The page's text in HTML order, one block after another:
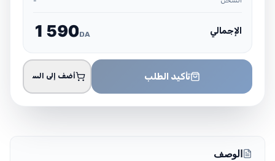
الإجمالي 1 590DA
تأكيد الطلب أضف إلى السلة
الوصف